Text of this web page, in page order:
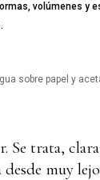
volúmenes y
sobre papel y
Se trata,
muy